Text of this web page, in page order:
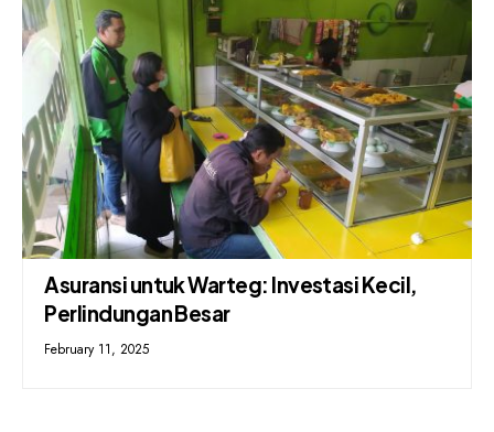
Asuransi untuk Warteg: Investasi Kecil,
Perlindungan Besar
February 11, 2025